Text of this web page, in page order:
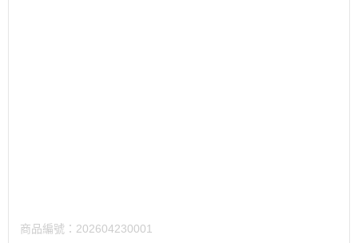
商品編號： 202604230001